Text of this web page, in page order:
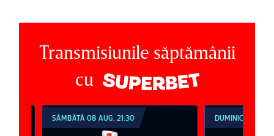
Transmisiunile săptămânii
cu
SÂMBĂTĂ 08 AUG, 21:30 DUMINICĂ 09 AUG,